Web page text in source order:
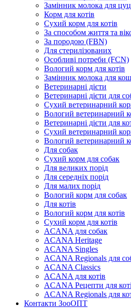
Замінник молока для
Корм для котів
Сухий корм для котів
За способом життя та
За породою (FBN)
Для стерилізованих
Особливі потреби (FCN)
Вологий корм для котів
Замінник молока для
Ветеринарні дієти
Ветеринарні дієти для
Сухий ветеринарний
Вологий ветеринарний
Ветеринарні дієти для
Сухий ветеринарний
Вологий ветеринарний
Для собак
Сухий корм для собак
Для великих порід
Для середніх порід
Для малих порід
Вологий корм для собак
Для котів
Вологий корм для котів
Сухий корм для котів
ACANA для собак
ACANA Heritage
ACANA Singles
ACANA Regionals для
ACANA Classics
ACANA для котів
ACANA Рецепти для
ACANA Regionals для
Контакти ЗооОПТ